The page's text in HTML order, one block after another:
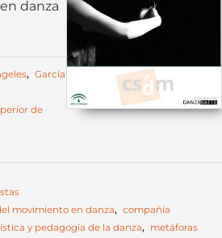
danza
, García
de
movimiento en danza, compañía
y pedagogía de la danza,
metáforas